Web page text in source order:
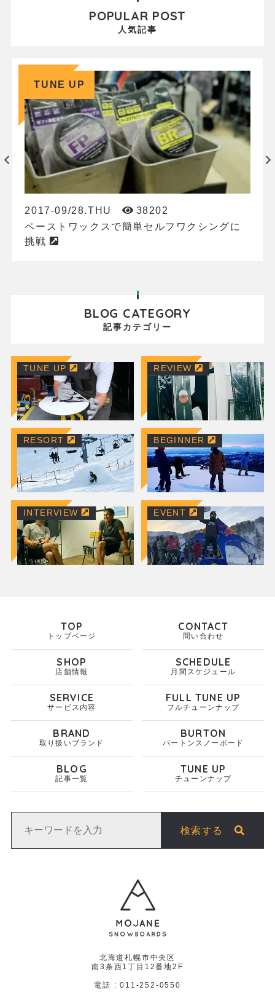
POPULAR POST
人気記事
TUNE UP
2017-09/28.THU
38202
ペーストワックスで簡単セルフワクシングに
挑戦
BLOG CATEGORY
記事カテゴリー
TUNE UP REVIEW
RESORT BEGINNER
INTERVIEW EVENT
北海道札幌市中央区
南3条西1丁目12番地2F
電話 : 011-252-0550
TOP
トップページ
SHOP
店舗情報
SERVICE
サービス内容
BRAND
取り扱いブランド
BLOG
記事一覧
CONTACT
問い合わせ
SCHEDULE
月間スケジュール
FULL TUNE UP
フルチューンナップ
BURTON
バートンスノーボード
TUNE UP
チューンナップ
検索する